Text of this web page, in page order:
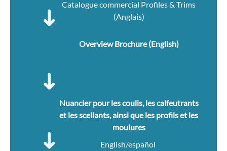
Catalogue commercial Profiles & Trims
(Anglais)
Overview Brochure (English)
Nuancier pour les coulis, les calfeutrants
et les scellants, ainsi que les profils et les
moulures
English/español